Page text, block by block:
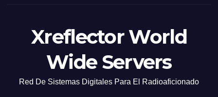
Xreflector World
Wide Servers
Red De Sistemas Digitales Para El Radioaficionado